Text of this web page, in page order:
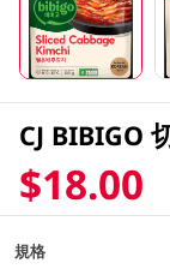
CJ BIBIGO
$18.00
規格